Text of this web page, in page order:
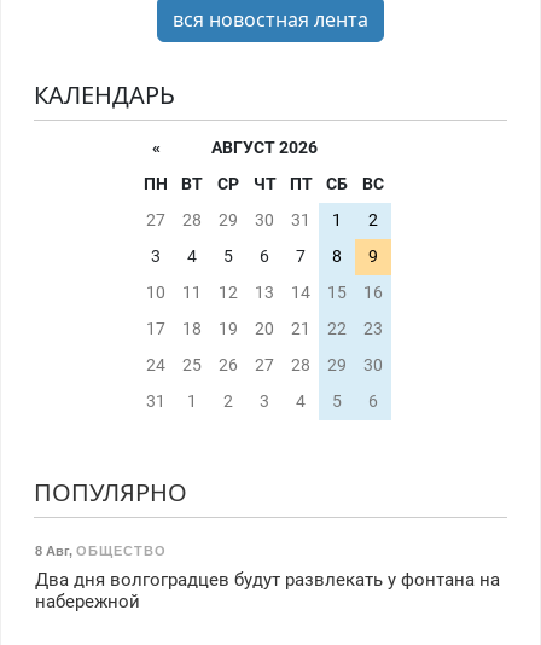
вся новостная лента
КАЛЕНДАРЬ
«
АВГУСТ 2026
ПН
ВТ СР ЧТ ПТ СБ
ВС
27
28 29 30 31 1
2
3
4 5 6 7 8
9
10
11 12 13 14 15
16
17
18 19 20 21 22
23
24
25 26 27 28 29
30
31
1 2 3 4 5 6
ПОПУЛЯРНО
8 Авг, ОБЩЕСТВО
Два дня волгоградцев будут развлекать у фонтана на
набережной